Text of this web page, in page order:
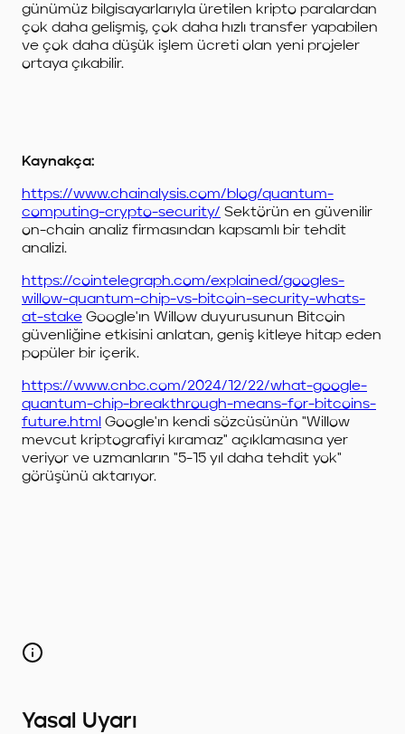
günümüz bilgisayarlarıyla üretilen kripto paralardan
çok daha gelişmiş, çok daha hızlı transfer yapabilen
ve çok daha düşük işlem ücreti olan yeni projeler
ortaya çıkabilir.
Kaynakça:
https://www.chainalysis.com/blog/quantum-
computing-crypto-security/ Sektörün en güvenilir
on-chain analiz firmasından kapsamlı bir tehdit
analizi.
https://cointelegraph.com/explained/googles-
willow-quantum-chip-vs-bitcoin-security-whats-
at-stake Google'ın Willow duyurusunun Bitcoin
güvenliğine etkisini anlatan, geniş kitleye hitap eden
popüler bir içerik.
https://www.cnbc.com/2024/12/22/what-google-
quantum-chip-breakthrough-means-for-bitcoins-
future.html Google'ın kendi sözcüsünün "Willow
mevcut kriptografiyi kıramaz" açıklamasına yer
veriyor ve uzmanların "5-15 yıl daha tehdit yok"
görüşünü aktarıyor.
Yasal Uyarı